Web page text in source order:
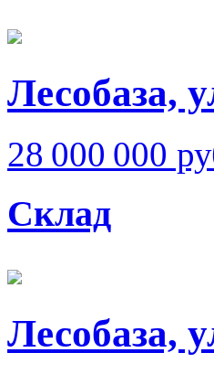
Лесобаза,
28 000 000
Склад
Лесобаза,